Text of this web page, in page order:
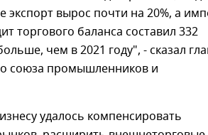
экспорт вырос почти на 20%, а
торгового баланса составил 332
чем в 2021 году", - сказал
союза промышленников и
удалось компенсировать